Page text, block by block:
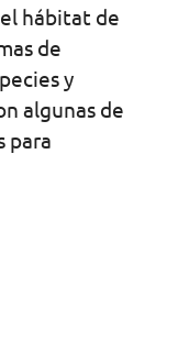
hábitat de
de
y
algunas de
para